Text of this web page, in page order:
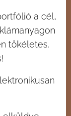
a cél,
tökéletes,